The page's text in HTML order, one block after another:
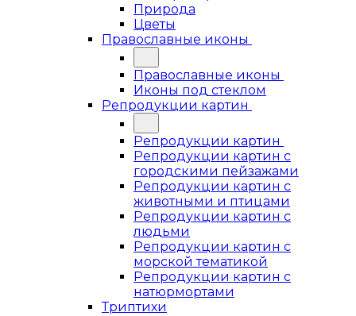
Природа
Цветы
Православные иконы
Православные иконы
Иконы под стеклом
Репродукции картин
Репродукции картин
Репродукции картин с
городскими пейзажами
Репродукции картин с
животными и птицами
Репродукции картин с
людьми
Репродукции картин с
морской тематикой
Репродукции картин с
натюрмортами
Триптихи